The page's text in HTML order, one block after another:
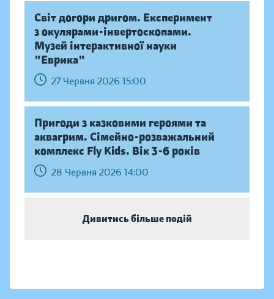
Світ догори дригом. Експеримент
з окулярами-інвертоскопами.
Музей інтерактивної науки
"Еврика"
27 Червня 2026 15:00
Пригоди з казковими героями та
аквагрим. Сімейно-розважальний
комплекс Fly Kids. Вік 3-6 років
28 Червня 2026 14:00
Дивитись більше подій